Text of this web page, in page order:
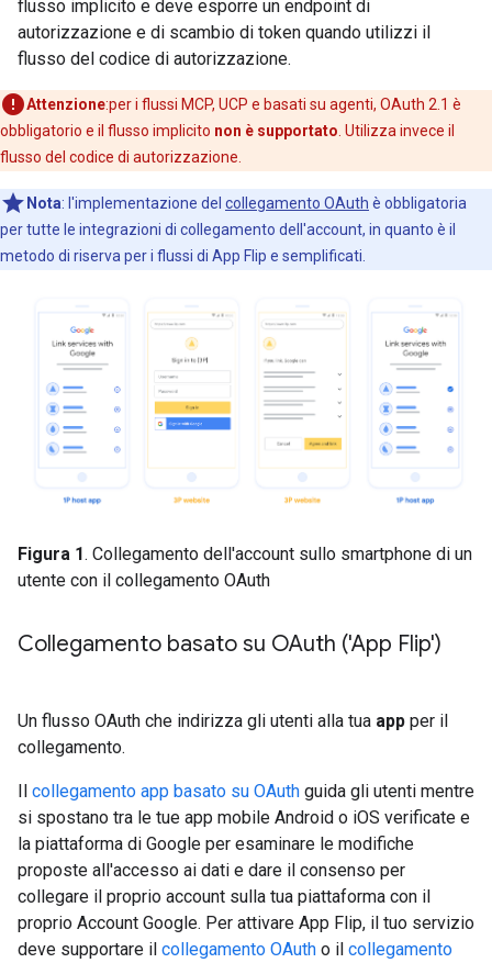
flusso implicito e deve esporre un endpoint di
autorizzazione e di scambio di token quando utilizzi il
flusso del codice di autorizzazione.
Attenzione:per i flussi MCP, UCP e basati su agenti, OAuth 2.1 è
obbligatorio e il flusso implicito non è supportato . Utilizza invece il
flusso del codice di autorizzazione.
Nota: l'implementazione del collegamento OAuth è obbligatoria
per tutte le integrazioni di collegamento dell'account, in quanto è il
metodo di riserva per i flussi di App Flip e semplificati.
Figura 1. Collegamento dell'account sullo smartphone di un
utente con il collegamento OAuth
Collegamento basato su OAuth ('App Flip')
Un flusso OAuth che indirizza gli utenti alla tua app per il
collegamento.
Il collegamento app basato su OAuth guida gli utenti mentre
si spostano tra le tue app mobile Android o iOS verificate e
la piattaforma di Google per esaminare le modifiche
proposte all'accesso ai dati e dare il consenso per
collegare il proprio account sulla tua piattaforma con il
proprio Account Google. Per attivare App Flip, il tuo servizio
deve supportare il collegamento OAuth o il collegamento